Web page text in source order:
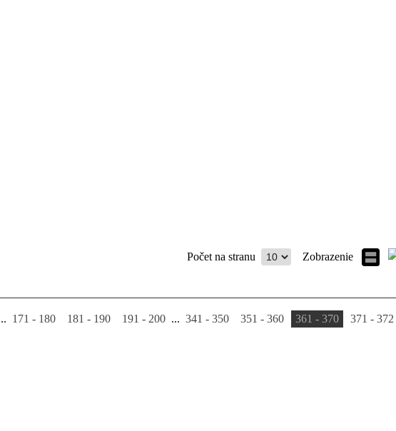
Počet na stranu Zobrazenie
171 - 180 181 - 190 191 - 200 ... 341 - 350 351 - 360 361 - 370
371 - 372